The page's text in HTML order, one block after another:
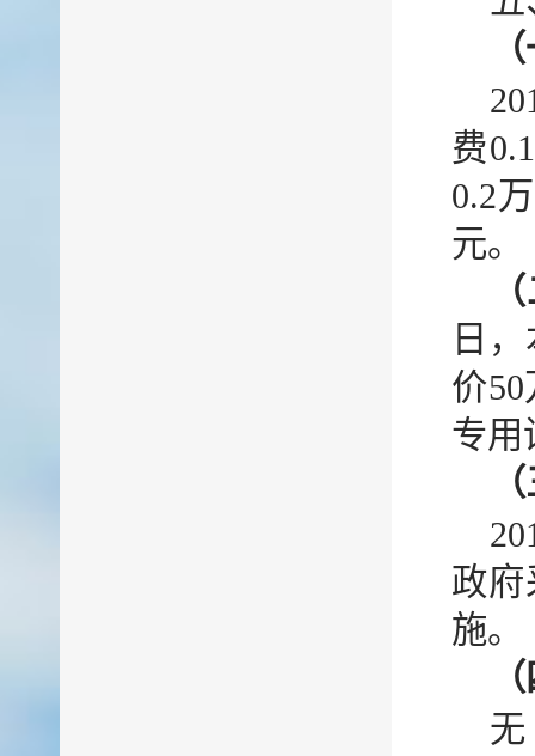
费
0.2
元。
日
价
专用
政府
施。
无